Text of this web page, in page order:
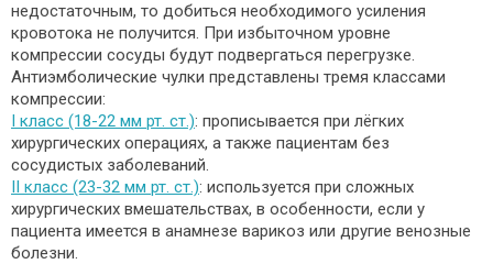
недостаточным, то добиться необходимого усиления
кровотока не получится. При избыточном уровне
компрессии сосуды будут подвергаться перегрузке.
Антиэмболические чулки представлены тремя классами
компрессии:
I класс (18-22 мм рт. ст.): прописывается при лёгких
хирургических операциях, а также пациентам без
сосудистых заболеваний.
II класс (23-32 мм рт. ст.): используется при сложных
хирургических вмешательствах, в особенности, если у
пациента имеется в анамнезе варикоз или другие венозные
болезни.